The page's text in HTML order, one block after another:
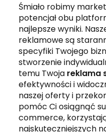
Śmiało robimy
potencjał obu
najlepsze wyniki.
reklamowe są
specyfiki Twojego
stworzenie
temu Twoja reklama
efektywności i
naszej oferty i
pomóc Ci osiągnąć
commerce,
najskuteczniejszych